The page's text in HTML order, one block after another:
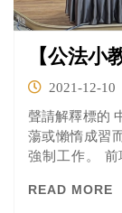
【公法小
2021-12-10
聲請解釋標的 中華民國刑法 第 90 條 有犯罪之習慣或因遊
蕩或懶惰成習
強制工作。 前
行期間屆滿前
READ MORE